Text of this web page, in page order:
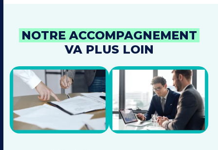
NOTRE ACCOMPAGNEMENT
VA PLUS LOIN